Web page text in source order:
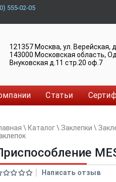
555-02-05
121357 Москва, ул. Верейская,
143000 Московская область,
Внуковская д.11 стр.20 оф.7
Статьи
\ Каталог\ Заклепки \
Написать отзыв